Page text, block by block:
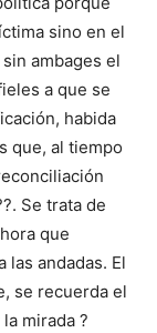
sino en el
ambages el
a que se
habida
que, al tiempo
Se trata de
que
las andadas. El
se recuerda el
mirada ?